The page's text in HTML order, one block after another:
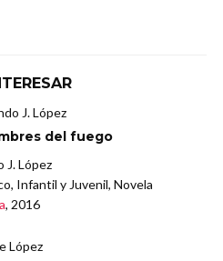
del fuego
J. López
Infantil y Juvenil, Novela
, 2016